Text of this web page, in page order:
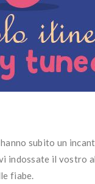
subito un
indossate il vostro
fiabe.